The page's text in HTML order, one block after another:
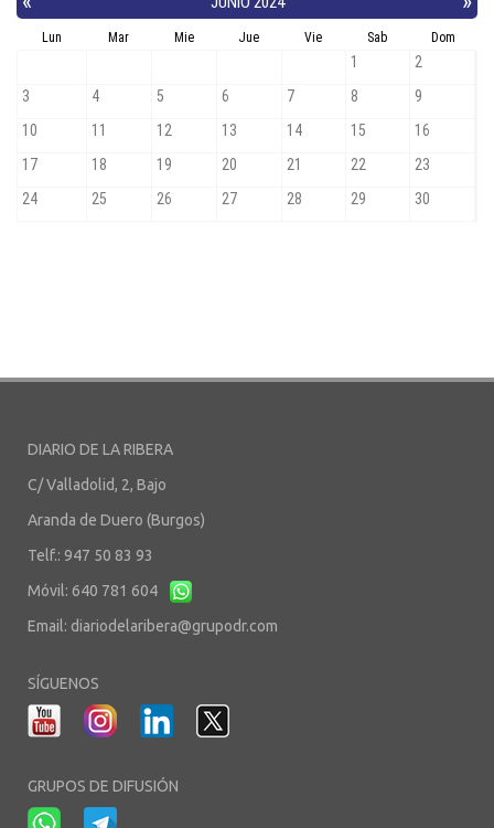
DIARIO DE LA RIBERA
C/ Valladolid, 2, Bajo
Aranda de Duero (Burgos)
Telf.: 947 50 83 93
Móvil: 640 781 604
Email: diariodelaribera@grupodr.com
SÍGUENOS
GRUPOS DE DIFUSIÓN